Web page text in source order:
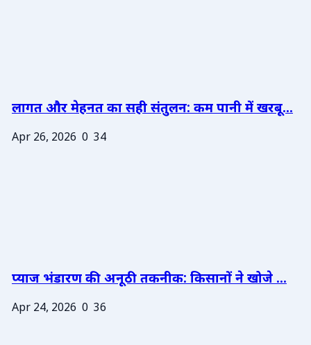
लागत और मेहनत का सही संतुलन: कम पानी में खरबू...
Apr 26, 2026 0 34
प्याज भंडारण की अनूठी तकनीक: किसानों ने खोजे ...
Apr 24, 2026 0 36